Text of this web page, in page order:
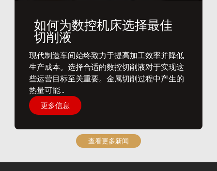
如何为数控机床选择最佳
切削液
​现代制造车间始终致力于提高加工效率并降低
生产成本。选择合适的数控切削液对于实现这
些运营目标至关重要。金属切削过程中产生的
热量可能...
更多信息
查看更多新闻